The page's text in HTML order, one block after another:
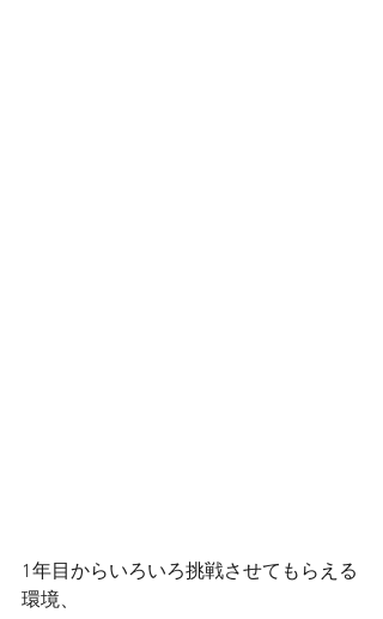
1年目からいろいろ挑戦させてもらえる
環境、